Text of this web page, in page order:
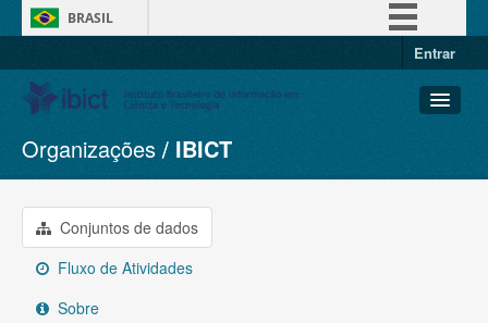
BRASIL
Entrar
Conjuntos de dados
Organizações
Grupos
Sobre
Organizações IBICT
Conjuntos de dados
Fluxo de Atividades
Sobre